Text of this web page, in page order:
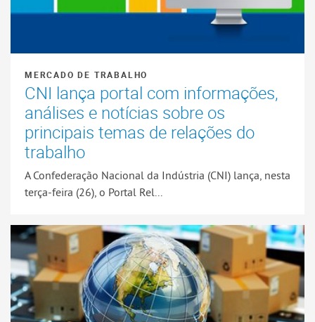
MERCADO DE TRABALHO
CNI lança portal com informações,
análises e notícias sobre os
principais temas de relações do
trabalho
A Confederação Nacional da Indústria (CNI) lança, nesta
terça-feira (26), o Portal Rel...